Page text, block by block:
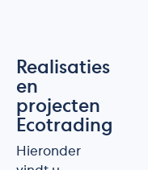
Realisaties
en
projecten
Ecotrading
Hieronder